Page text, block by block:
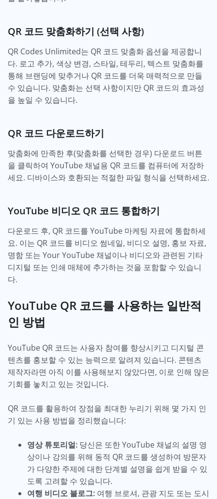
QR 코드 맞춤화하기 (선택 사항)
QR Codes Unlimited는 QR 코드 맞춤화 옵션을 제공합니
다. 로고 추가, 색상 변경, 스타일, 테두리, 텍스트 맞춤화를
통해 브랜딩에 맞추거나 QR 코드를 더욱 매력적으로 만들
수 있습니다. 맞춤화는 선택 사항이지만 QR 코드의 효과성
을 높일 수 있습니다.
QR 코드 다운로드하기
맞춤화에 만족한 후(맞춤화를 선택한 경우) 다운로드 버튼
을 클릭하여 YouTube 채널용 QR 코드를 컴퓨터에 저장하
세요. 디바이스와 호환되는 적절한 파일 형식을 선택하세요.
YouTube 비디오 QR 코드 통합하기
다운로드 후, QR 코드를 YouTube 마케팅 자료에 통합하세
요. 이는 QR 코드를 비디오 썸네일, 비디오 설명, 홍보 자료,
명함 또는 Your YouTube 채널이나 비디오와 관련된 기타
디지털 또는 인쇄 매체에 추가하는 것을 포함할 수 있습니
다.
YouTube QR 코드를 사용하는 일반적
인 방법
YouTube QR 코드는 사용자 참여를 향상시키고 디지털 콘
텐츠를 홍보할 수 있는 능력으로 알려져 있습니다. 콘텐츠
제작자라면 아직 이를 사용해보지 않았다면, 이로 인해 많은
기회를 놓치고 있는 것입니다.
QR 코드를 활용하여 장점을 최대한 누리기 위해 몇 가지 인
기 있는 사용 방법을 정리했습니다:
영상 튜토리얼: 당신은 또한 YouTube 채널의 설명 영
상이나 강의를 위해 동적 QR 코드를 생성하여 방문자
가 다양한 주제에 대한 단계별 설명을 쉽게 받을 수 있
도록 고려할 수 있습니다.
여행 비디오 블로그: 여행 브로셔, 관광 지도 또는 도시